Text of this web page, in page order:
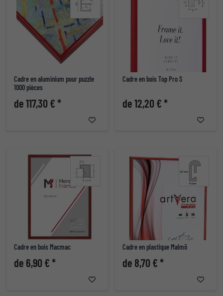
Cadre en aluminium pour puzzle
1000 pièces
de 117,30 € *
Cadre en bois Top Pro S
de 12,20 € *
Cadre en bois Macmac
de 6,90 € *
Cadre en plastique Malmö
de 8,70 € *